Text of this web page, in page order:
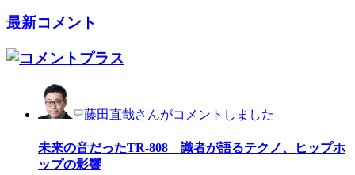
最新コメント
藤田直哉さんがコメントしました
未来の音だったTR-808 識者が語るテクノ、ヒップホ
ップの影響